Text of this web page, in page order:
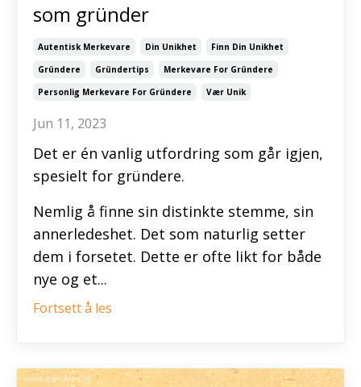
som gründer
Autentisk Merkevare Din Unikhet
Finn Din Unikhet
Gründere
Gründertips
Merkevare For Gründere
Personlig Merkevare For Gründere
Vær Unik
Jun 11, 2023
Det er én vanlig utfordring som går igjen,
spesielt for gründere.
Nemlig å finne sin distinkte stemme, sin
annerledeshet. Det som naturlig setter
dem i forsetet. Dette er ofte likt for både
nye og et...
Fortsett å les